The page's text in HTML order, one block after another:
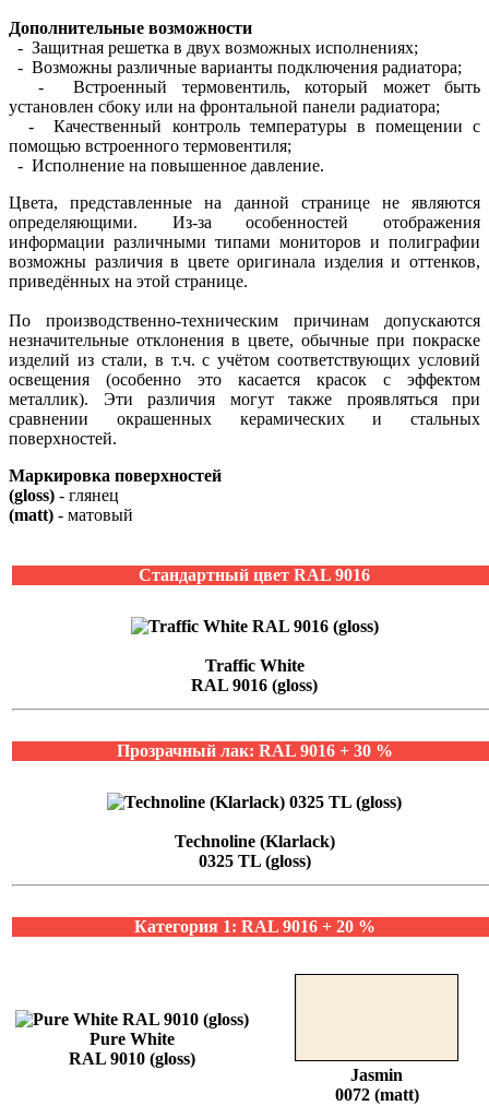
Дополнительные возможности
- Защитная решетка в двух возможных исполнениях;
- Возможны различные варианты подключения радиатора;
- Встроенный термовентиль, который может быть
установлен сбоку или на фронтальной панели радиатора;
- Качественный контроль температуры в помещении с
помощью встроенного термовентиля;
- Исполнение на повышенное давление.
Цвета, представленные на данной странице не являются
определяющими. Из-за особенностей отображения
информации различными типами мониторов и полиграфии
возможны различия в цвете оригинала изделия и оттенков,
приведённых на этой странице.
По производственно-техническим причинам допускаются
незначительные отклонения в цвете, обычные при покраске
изделий из стали, в т.ч. с учётом соответствующих условий
освещения (особенно это касается красок с эффектом
металлик). Эти различия могут также проявляться при
сравнении окрашенных керамических и стальных
поверхностей.
Маркировка поверхностей
(gloss) - глянец
(matt) - матовый
Стандартный цвет RAL 9016
Traffic White
RAL 9016 (gloss)
Прозрачный лак: RAL 9016 + 30 %
Technoline (Klarlack)
0325 TL (gloss)
Категория 1: RAL 9016 + 20 %
Pure White
RAL 9010 (gloss)
Jasmin
0072 (matt)